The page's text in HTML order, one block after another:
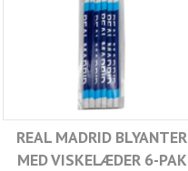
REAL MADRID BLYANTER
MED VISKELÆDER 6-PAK